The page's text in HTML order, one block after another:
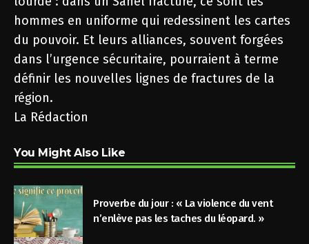
hommes en uniforme qui redessinent les cartes
du pouvoir. Et leurs alliances, souvent forgées
dans l’urgence sécuritaire, pourraient à terme
définir les nouvelles lignes de fractures de la
région.
La Rédaction
You Might Also Like
Proverbe du jour : « La violence du vent
n’enlève pas les taches du léopard. »